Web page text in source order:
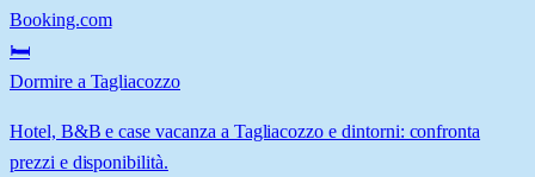
Booking.com
🛏️
Dormire a Tagliacozzo
Hotel, B&B e case vacanza a Tagliacozzo e dintorni: confronta
prezzi e disponibilità.